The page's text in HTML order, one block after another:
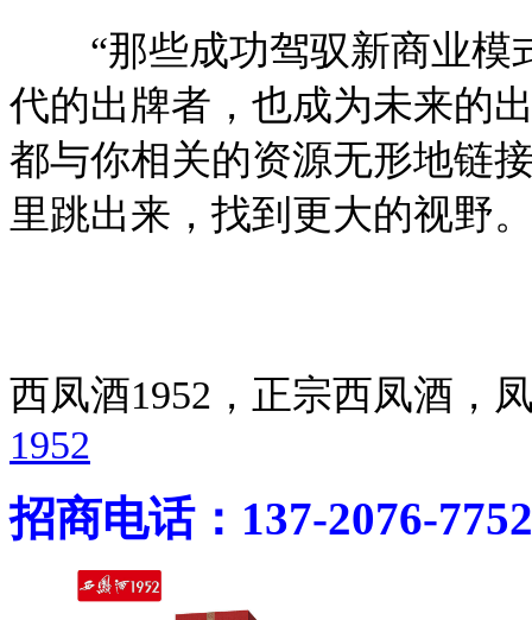
“那些成功驾驭新商业模
代的出牌者，也成为未来的
都与你相关的资源无形地链
里跳出来，找到更大的视野
西凤酒1952，正宗西凤酒
1952
招商电话：137-2076-7752